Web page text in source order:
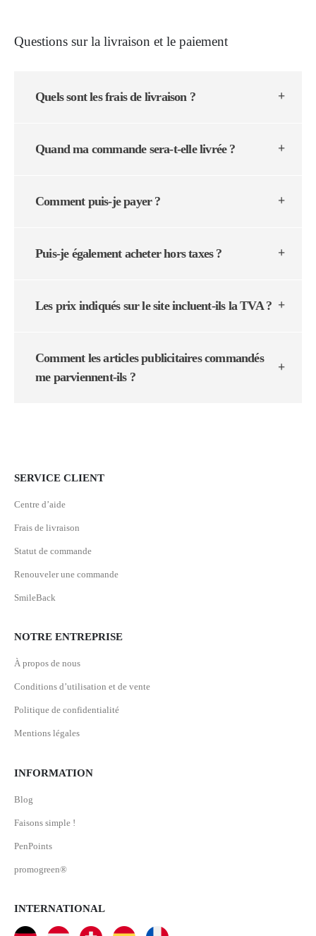
Questions sur la livraison et le paiement
Quels sont les frais de livraison ?
Quand ma commande sera-t-elle livrée ?
Comment puis-je payer ?
Puis-je également acheter hors taxes ?
Les prix indiqués sur le site incluent-ils la TVA ?
Comment les articles publicitaires commandés
me parviennent-ils ?
SERVICE CLIENT
Centre d’aide
Frais de livraison
Statut de commande
Renouveler une commande
SmileBack
NOTRE ENTREPRISE
À propos de nous
Conditions d’utilisation et de vente
Politique de confidentialité
Mentions légales
INFORMATION
Blog
Faisons simple !
PenPoints
promogreen®
INTERNATIONAL